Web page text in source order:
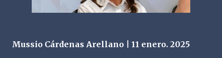
Mussio Cárdenas Arellano | 11 enero. 2025